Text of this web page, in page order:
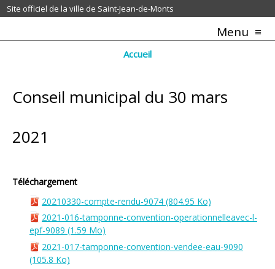
Site officiel de la ville de Saint-Jean-de-Monts
Menu
Accueil
Conseil municipal du 30 mars
2021
Téléchargement
20210330-compte-rendu-9074 (804.95 Ko)
2021-016-tamponne-convention-operationnelleavec-l-
epf-9089 (1.59 Mo)
2021-017-tamponne-convention-vendee-eau-9090
(105.8 Ko)